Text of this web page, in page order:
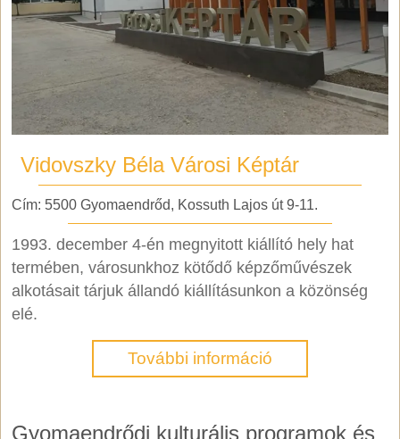
Vidovszky Béla Városi Képtár
Cím: 5500 Gyomaendrőd, Kossuth Lajos út 9-11.
1993. december 4-én megnyitott kiállító hely hat
termében, városunkhoz kötődő képzőművészek
alkotásait tárjuk állandó kiállításunkon a közönség
elé.
További információ
Gyomaendrődi kulturális programok és